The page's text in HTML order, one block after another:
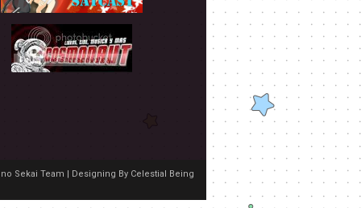
Sekai Team | Designing By Celestial Being